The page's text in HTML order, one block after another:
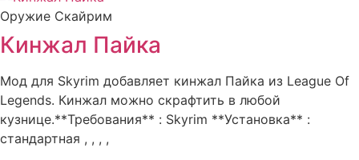
Оружие Скайрим
Кинжал Пайка
Мод для Skyrim добавляет кинжал Пайка из League Of
Legends. Кинжал можно скрафтить в любой
кузнице.**Требования** : Skyrim **Установка** :
стандартная , , , ,